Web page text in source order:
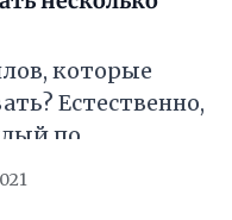
которые
Естественно,
по
К